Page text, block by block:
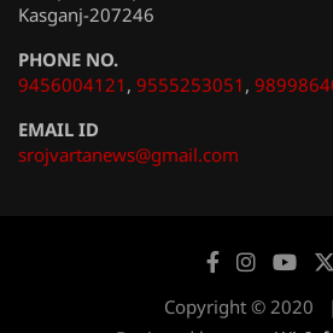
Kasganj-207246
PHONE NO.
9456004121 , 9555253051 ,
EMAIL ID
srojvartanews@gmail.com
Copyright © 2020